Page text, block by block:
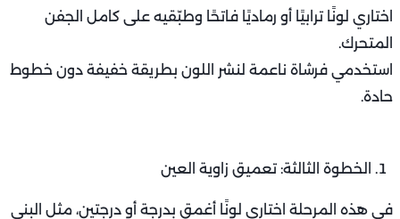
اختاري لونًا ترابيًا أو رماديًا فاتحًا وطبّقيه على كامل الجفن
المتحرك.
استخدمي فرشاة ناعمة لنشر اللون بطريقة خفيفة دون خطوط
حادة.
الخطوة الثالثة: تعميق زاوية العين
في هذه المرحلة اختاري لونًا أغمق بدرجة أو درجتين، مثل البني